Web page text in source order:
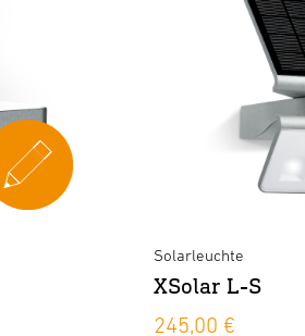
Solarleuchte
XSolar L-S
245,00 €